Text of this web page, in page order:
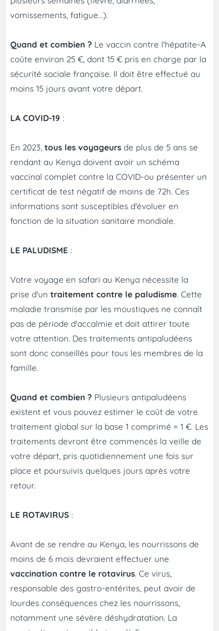
vomissements, fatigue…).
Quand et combien ? Le vaccin contre l'hépatite-A
coûte environ 25 €, dont 15 € pris en charge par la
sécurité sociale française. Il doit être effectué au
moins 15 jours avant votre départ.
LA COVID-19 :
En 2023, tous les voyageurs de plus de 5 ans se
rendant au Kenya doivent avoir un schéma
vaccinal complet contre la COVID-ou présenter un
certificat de test négatif de moins de 72h. Ces
informations sont susceptibles d'évoluer en
fonction de la situation sanitaire mondiale.
LE PALUDISME :
Votre voyage en safari au Kenya nécessite la
prise d'un traitement contre le paludisme. Cette
maladie transmise par les moustiques ne connaît
pas de période d'accalmie et doit attirer toute
votre attention. Des traitements antipaludéens
sont donc conseillés pour tous les membres de la
famille.
Quand et combien ? Plusieurs antipaludéens
existent et vous pouvez estimer le coût de votre
traitement global sur la base 1 comprimé = 1 €. Les
traitements devront être commencés la veille de
votre départ, pris quotidiennement une fois sur
place et poursuivis quelques jours après votre
retour.
LE ROTAVIRUS :
Avant de se rendre au Kenya, les nourrissons de
moins de 6 mois devraient effectuer une
vaccination contre le rotavirus. Ce virus,
responsable des gastro-entérites, peut avoir de
lourdes conséquences chez les nourrissons,
notamment une sévère déshydratation. La